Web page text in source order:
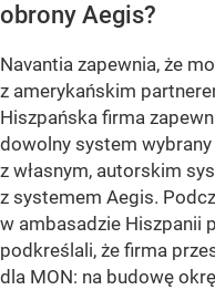
obrony Aegis?
Navantia zapewnia, że
z amerykańskim
Hiszpańska firma
dowolny system wybrany
z własnym, autorskim
z systemem Aegis.
w ambasadzie Hiszpanii
podkreślali, że firma
dla MON: na budowę